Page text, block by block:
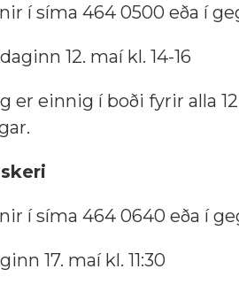
í síma 464 0500 eða í
12. maí kl. 14-16
er einnig í boði fyrir alla
í síma 464 0640 eða í
17. maí kl. 11:30